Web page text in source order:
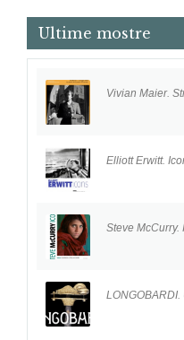
Ultime mostre
Vivian Maier.
Elliott Erwitt.
Steve McCurry.